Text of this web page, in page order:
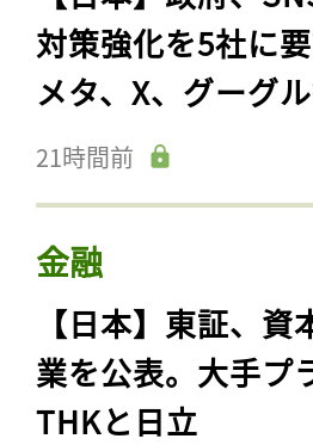
対策強化を5社に
メタ、X、グーグ
21時間前
金融
【日本】東証、
業を公表。大手プ
THKと日立